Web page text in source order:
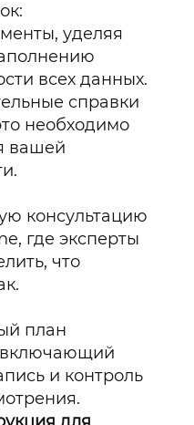
уделяя
всех данных.
справки
необходимо
вашей
консультацию
где эксперты
что
план
включающий
и контроль